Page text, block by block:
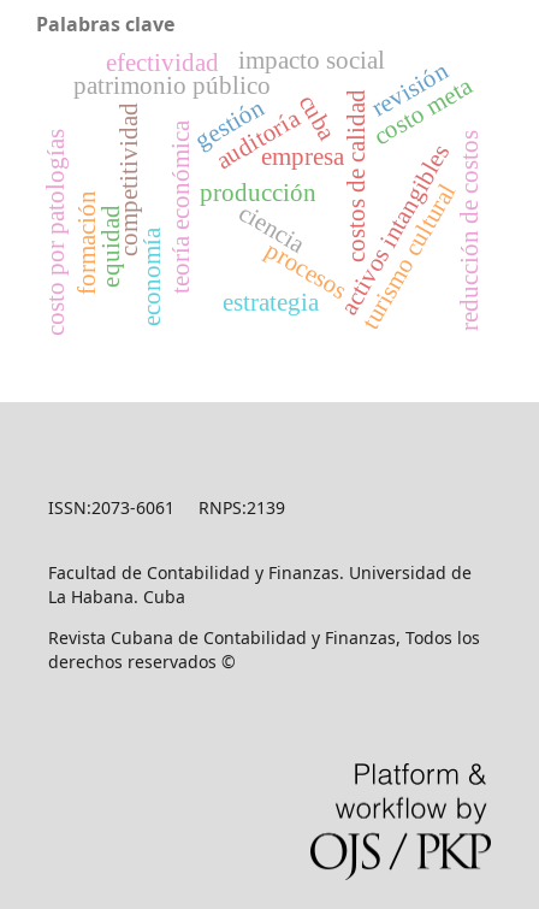
Palabras clave
economía
producción
teoría económica auditoríaempresa
procesosactivos intangibles
competitividad costos de calidad
patrimonio público
turismo cultural
ciencia
impacto social
costo meta
estrategia
gestión
reducción de costos
revisión
equidad
formación
costo por patologías
efectividad
cuba
ISSN:2073-6061 RNPS:2139
Facultad de Contabilidad y Finanzas. Universidad de
La Habana. Cuba
Revista Cubana de Contabilidad y Finanzas, Todos los
derechos reservados ©